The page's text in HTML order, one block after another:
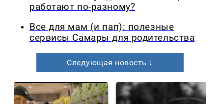
работают по-разному?
Все для мам (и пап): полезные
сервисы Самары для родительства
Следующая новость ↓